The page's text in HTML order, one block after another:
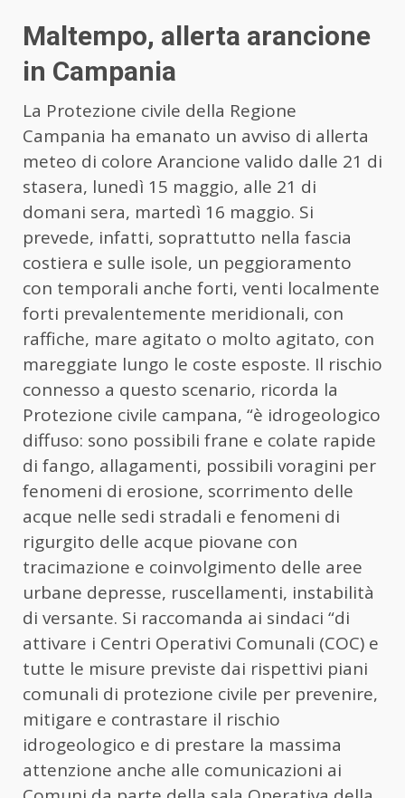
Maltempo, allerta arancione
in Campania
La Protezione civile della Regione
Campania ha emanato un avviso di allerta
meteo di colore Arancione valido dalle 21 di
stasera, lunedì 15 maggio, alle 21 di
domani sera, martedì 16 maggio. Si
prevede, infatti, soprattutto nella fascia
costiera e sulle isole, un peggioramento
con temporali anche forti, venti localmente
forti prevalentemente meridionali, con
raffiche, mare agitato o molto agitato, con
mareggiate lungo le coste esposte. Il rischio
connesso a questo scenario, ricorda la
Protezione civile campana, “è idrogeologico
diffuso: sono possibili frane e colate rapide
di fango, allagamenti, possibili voragini per
fenomeni di erosione, scorrimento delle
acque nelle sedi stradali e fenomeni di
rigurgito delle acque piovane con
tracimazione e coinvolgimento delle aree
urbane depresse, ruscellamenti, instabilità
di versante. Si raccomanda ai sindaci “di
attivare i Centri Operativi Comunali (COC) e
tutte le misure previste dai rispettivi piani
comunali di protezione civile per prevenire,
mitigare e contrastare il rischio
idrogeologico e di prestare la massima
attenzione anche alle comunicazioni ai